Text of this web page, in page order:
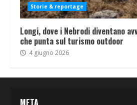
Storie & reportage
Longi, dove i Nebrodi diventano
che punta sul turismo outdoor
4 giugno 2026
META